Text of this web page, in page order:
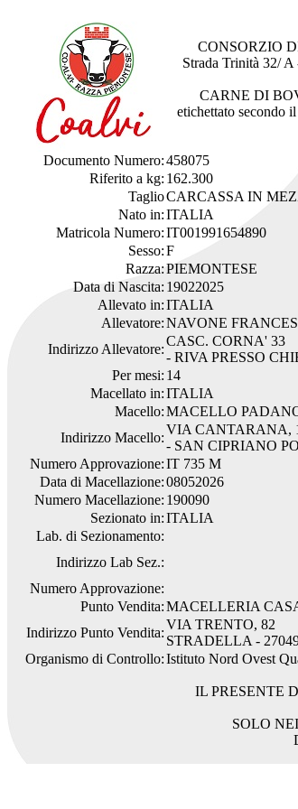
CONSORZIO
Strada Trinità 32/
CARNE DI
etichettato secondo
Documento Numero:458075
Riferito a kg: 162.300
TaglioCARCASSA IN
Nato in:ITALIA
Matricola Numero:IT001991654890
Sesso:F
Razza:PIEMONTESE
Data di Nascita: 19022025
Allevato in:ITALIA
Allevatore:NAVONE
Indirizzo Allevatore:
CASC. CORNA' 33
- RIVA PRESSO
Per mesi: 14
Macellato in:ITALIA
Macello:MACELLO
Indirizzo Macello:
VIA CANTARANA,
- SAN CIPRIANO
Numero Approvazione:IT 735 M
Data di Macellazione:08052026
Numero Macellazione: 190090
Sezionato in:ITALIA
Lab. di Sezionamento:
Indirizzo Lab Sez.:
Numero Approvazione:
Punto Vendita:MACELLERIA
Indirizzo Punto Vendita:
VIA TRENTO, 82
STRADELLA -
Organismo di Controllo:Istituto Nord Ovest
IL PRESENTE
SOLO